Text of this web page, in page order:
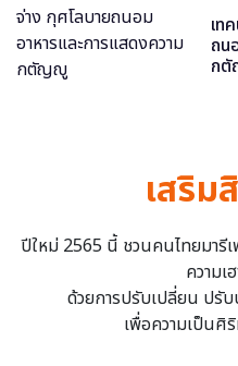
เท
ถน
ก
เสริม
ปีใหม่ 2565 นี้ ชวนคนไทยมารี
ความเ
ด้วยการปรับเปลี่ยน ปรั
เพื่อความเป็นศิ